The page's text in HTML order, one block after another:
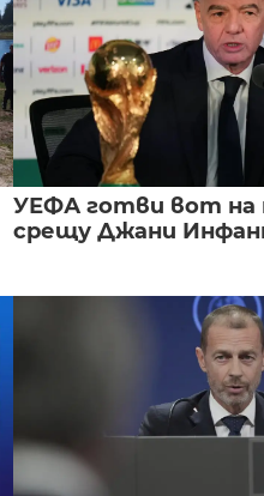
УЕФА готви вот на
срещу Джани